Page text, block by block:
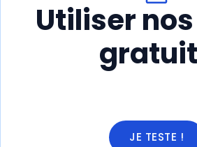
Utiliser
JE TESTE !